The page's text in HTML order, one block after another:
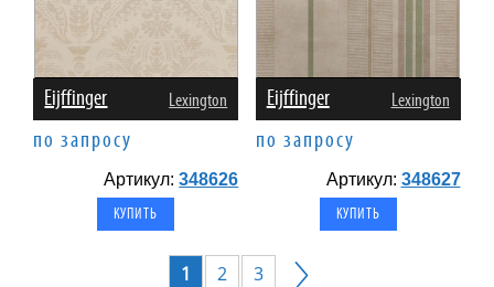
Eijffinger Lexington
по запросу
Артикул:348626
Eijffinger Lexington
по запросу
Артикул: 348627
1 2 3